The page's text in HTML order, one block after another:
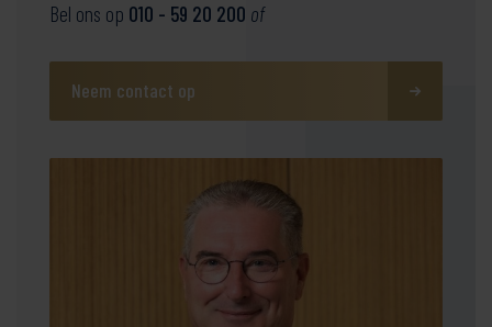
Bel ons op 010 - 59 20 200 of
Neem contact op